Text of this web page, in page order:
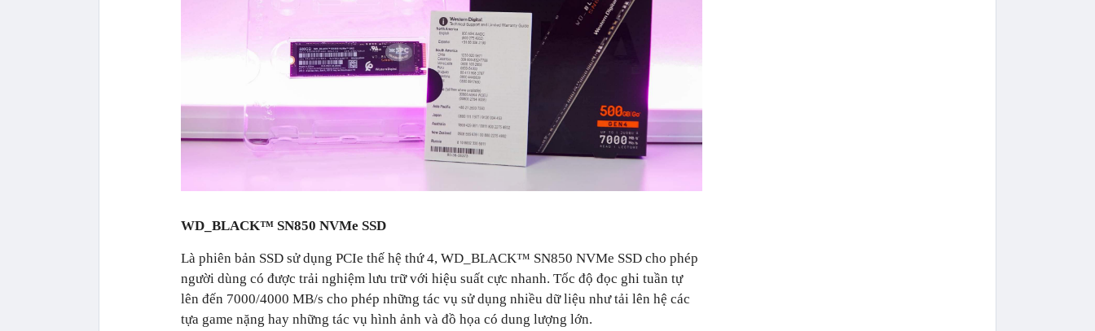
WD_BLACK™ SN850 NVMe SSD
Là phiên bản SSD sử dụng PCIe thế hệ thứ 4, WD_BLACK™ SN850 NVMe SSD cho phép
người dùng có được trải nghiệm lưu trữ với hiệu suất cực nhanh. Tốc độ đọc ghi tuần tự
lên đến 7000/4000 MB/s cho phép những tác vụ sử dụng nhiều dữ liệu như tải lên hệ các
tựa game nặng hay những tác vụ hình ảnh và đồ họa có dung lượng lớn.